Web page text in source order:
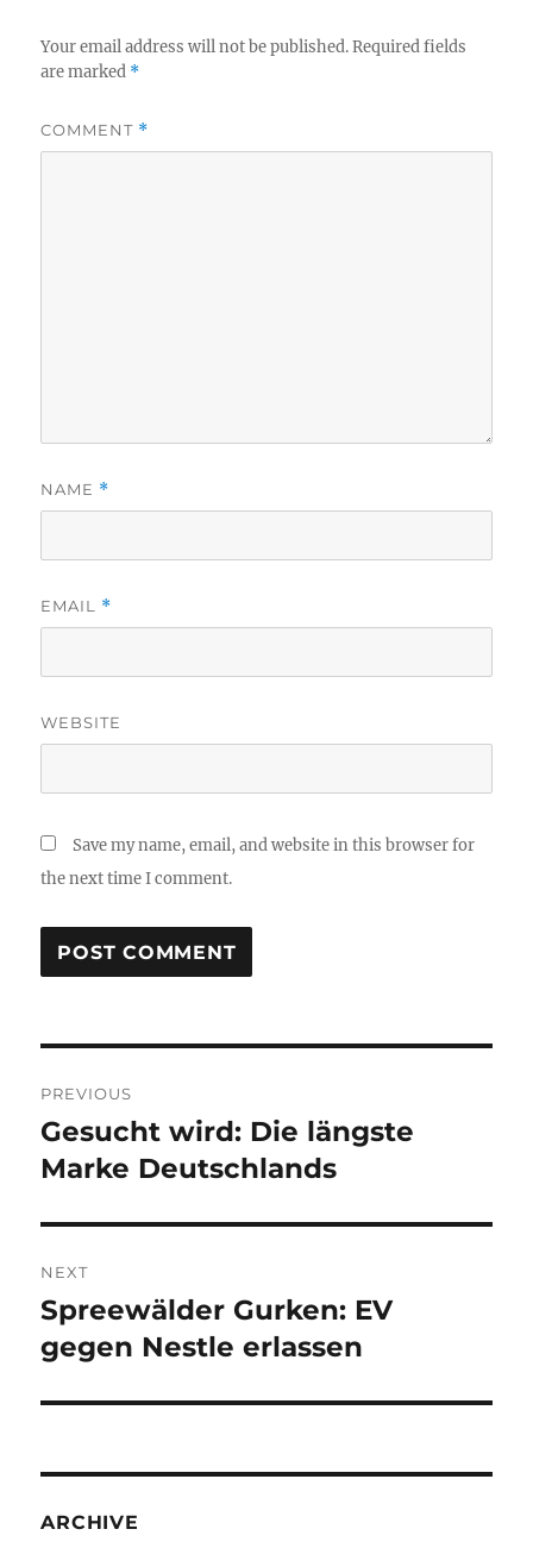
Your email address will not be published. Required fields
are marked *
COMMENT *
NAME *
EMAIL *
WEBSITE
Save my name, email, and website in this browser for
the next time I comment.
navigation
PREVIOUS
Previous
post:
Gesucht wird: Die längste
Marke Deutschlands
NEXT
Next
post:
Spreewälder Gurken: EV
gegen Nestle erlassen
ARCHIVE